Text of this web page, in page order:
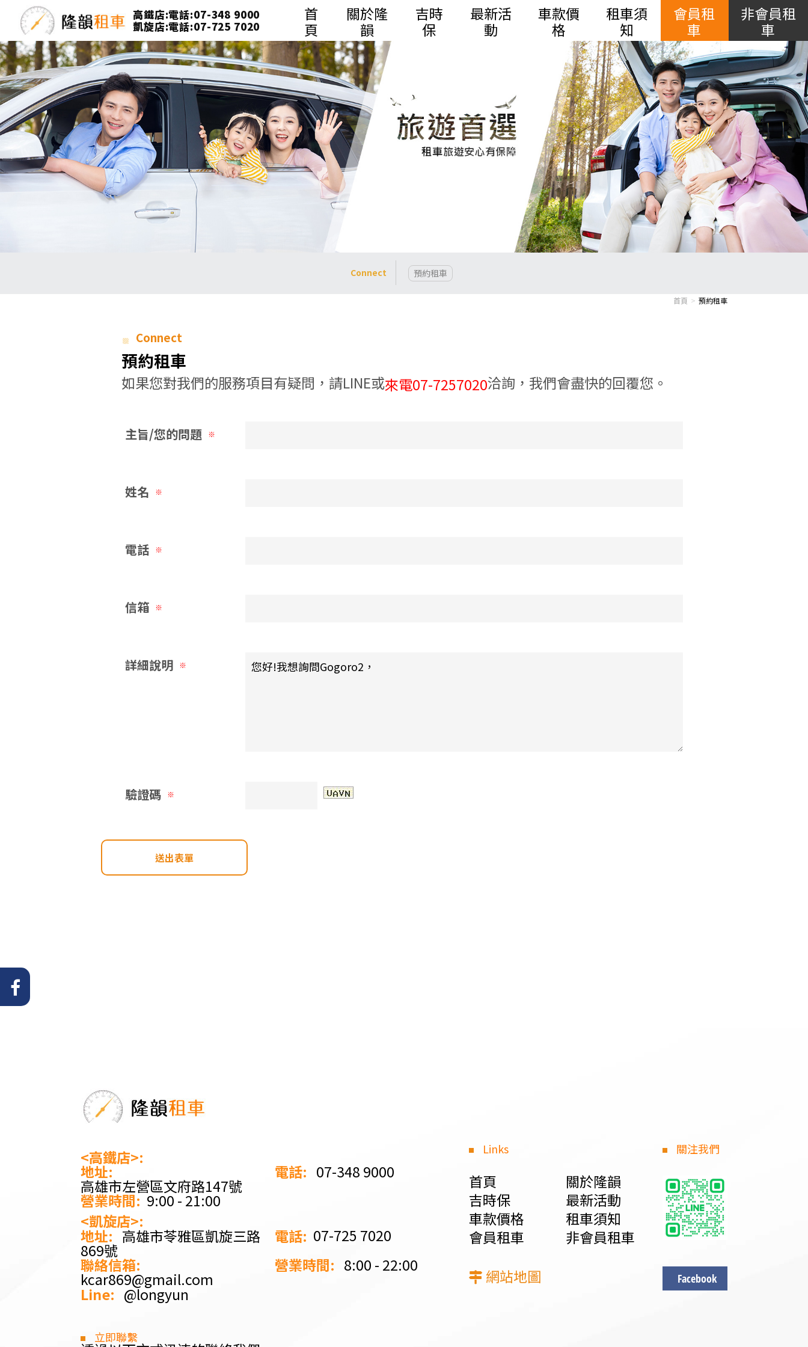
高鐵店:電話:07-348 9000
凱旋店:電話:07-725 7020
首
頁
關於隆
韻
吉時
保
最新活
動
車款價
格
租車須
知
會員租
車
非會員租
車
Connect 預約租車
首頁 預約租車
Connect
預約租車
如果您對我們的服務項目有疑問，請LINE或來電07-7257020洽詢，我們會盡快的回覆您。
主旨/您的問題 ※
姓名 ※
電話 ※
信箱 ※
詳細說明 ※
驗證碼 ※
<高鐵店>:
地址:
高雄市左營區文府路147號
電話: 07-348 9000
營業時間: 9:00 - 21:00
<凱旋店>:
地址: 高雄市苓雅區凱旋三路
869號
電話: 07-725 7020
聯絡信箱:
kcar869@gmail.com
營業時間: 8:00 - 22:00
Line: @longyun
Links
首頁
關於隆韻
吉時保
最新活動
車款價格
租車須知
會員租車
非會員租車
網站地圖
關注我們
Facebook
立即聯繫